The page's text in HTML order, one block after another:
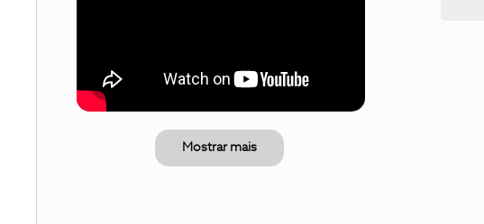
Mostrar mais